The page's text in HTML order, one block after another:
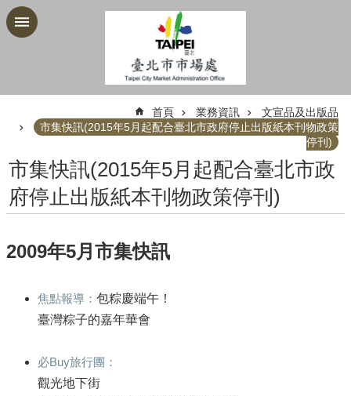
跳到主要內容區塊
首頁 業務資訊
文宣品及出版品
市集快訊(2015年5月起配合臺北市政府停止出版紙本刊物政策
停刊)
市集快訊(2015年5月起配合臺北市政
府停止出版紙本刊物政策停刊)
2009年5月市集快訊
焦點報導： 包粽慶端午！
臺灣粽子的嘉年華會
必Buy旅行團：
觀光地下街